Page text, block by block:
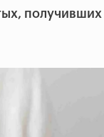
получивших